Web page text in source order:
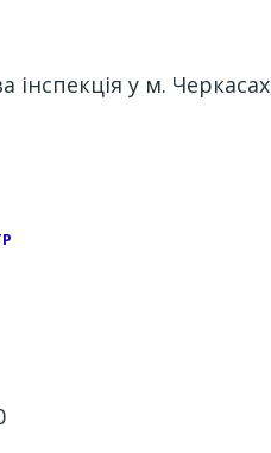
у м. Черкасах